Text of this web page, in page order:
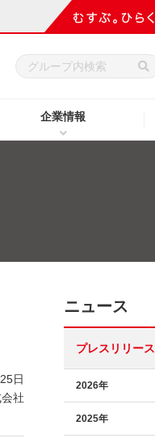
企業情報
日
社
ニュース
プレスリリース
2026年
2025年